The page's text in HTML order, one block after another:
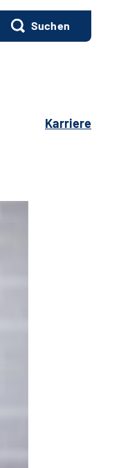
Suchen
Karriere